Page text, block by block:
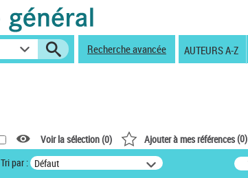
Recherche avancée AUTEURS A-Z
Voir la sélection (0) Ajouter à mes références(0)
Tri par : Défaut